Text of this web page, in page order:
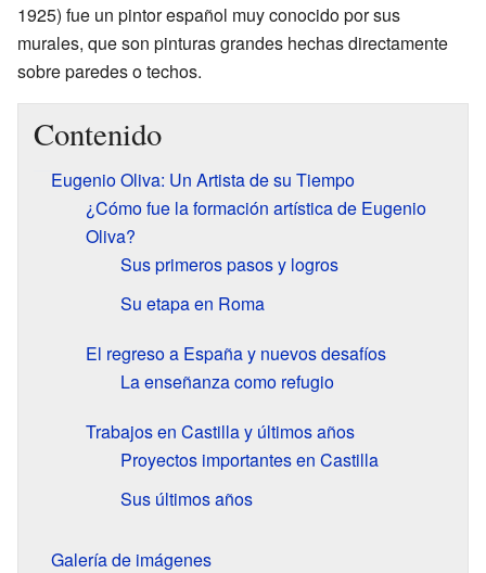
1925) fue un pintor español muy conocido por sus
murales, que son pinturas grandes hechas directamente
sobre paredes o techos.
Contenido
Eugenio Oliva: Un Artista de su Tiempo
¿Cómo fue la formación artística de Eugenio
Oliva?
Sus primeros pasos y logros
Su etapa en Roma
El regreso a España y nuevos desafíos
La enseñanza como refugio
Trabajos en Castilla y últimos años
Proyectos importantes en Castilla
Sus últimos años
Galería de imágenes